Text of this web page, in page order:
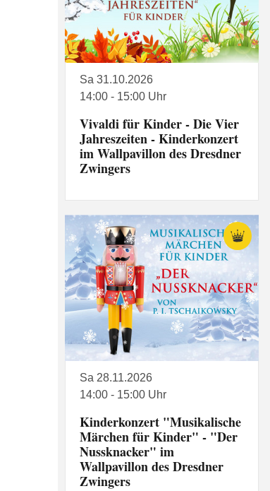
Sa 31.10.2026
14:00 - 15:00 Uhr
Vivaldi für Kinder - Die Vier
Jahreszeiten - Kinderkonzert
im Wallpavillon des Dresdner
Zwingers
Sa 28.11.2026
14:00 - 15:00 Uhr
Kinderkonzert "Musikalische
Märchen für Kinder" - "Der
Nussknacker" im
Wallpavillon des Dresdner
Zwingers